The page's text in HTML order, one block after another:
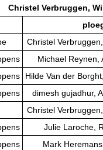
Christel Verbruggen,
Christel
Michael Reynen,
Hilde Van der
dimesh gujadhur,
Christel
Julie Laroche,
Mark